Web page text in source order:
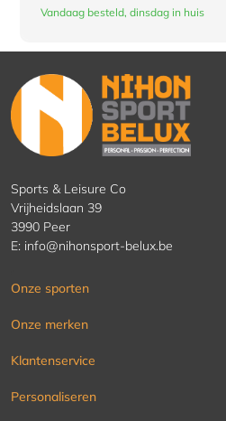
Vandaag besteld, dinsdag in huis
Sports & Leisure Co
Vrijheidslaan 39
3990 Peer
E: info@nihonsport-belux.be
Onze sporten
Onze merken
Klantenservice
Personaliseren